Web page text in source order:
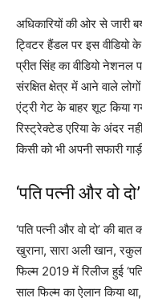
अधिकारियों की ओर से जारी
ट्विटर हैंडल पर इस वीडियो
प्रीत सिंह का वीडियो
संरक्षित क्षेत्र में आने वाले
एंट्री गेट के बाहर शूट किया
रिस्ट्रेक्टेड एरिया के अंदर
किसी को भी अपनी सफारी
‘पति पत्नी और वो
‘पति पत्नी और वो दो’ की
खुराना, सारा अली खान, रकुल
फिल्म 2019 में रिलीज हुई
साल फिल्म का ऐलान किया